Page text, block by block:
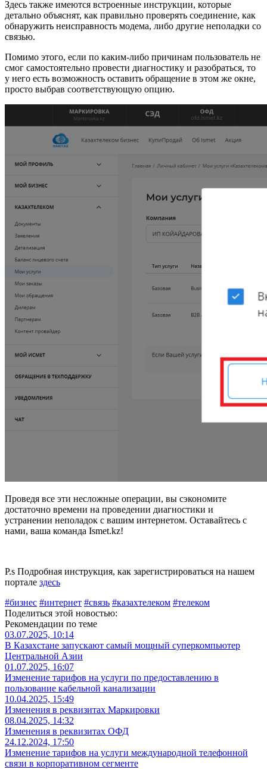
Здесь также имеются встроенные инструкции, которые
детально объяснят, как правильно проверять соединение, как
обнаружить неисправность модема, либо другие неполадки со
связью.
Помимо этого, если по каким-либо причинам пользователь не
смог самостоятельно провести диагностику и разобраться, то
у него есть возможность оставить обращение в этом же окне,
просто выбрав соответствующую опцию.
Проведя все эти несложные операции, вы сэкономите
достаточно времени на проведении диагностики и
устранении неполадок с вашим интернетом. Оставайтесь с
нами, ваша команда Ismet.kz!
P.s Подробная инструкция, как зарегистрироваться на нашем
портале здесь
#бизнес #интернет #связь #казахтелеком #телеком
Поделиться этой новостью:
Рекомендации по теме
03.07.2025, 10:14
В Казахстане запускают самый мощный суперкомпьютер
Центральной Азии
01.07.2025, 16:07
Изменение тарифов на услуги по предоставлению в
пользование кабельной канализации
10.04.2025, 15:49
Изменения в реквизитах Маркировки
08.04.2025, 14:32
Изменения в реквизитах ОФД
24.12.2024, 17:50
Изменение тарифов на услуги международной телефонной
связи в корпоративном сегменте